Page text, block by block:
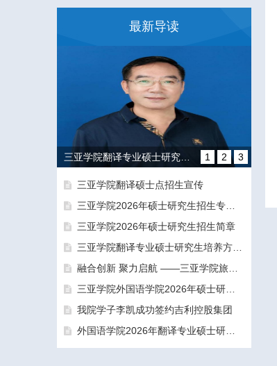
最新导读
1 2 3
三亚学院翻译硕士点招生宣传
三亚学院2026年硕士研究生招生专业目录及参考书目
三亚学院2026年硕士研究生招生简章
三亚学院翻译专业硕士研究生培养方向和导师团队介绍
融合创新 聚力启航 ——三亚学院旅游与大健康学院正式揭牌成立
三亚学院外国语学院2026年硕士研究生拟录取名单公示公告（一志愿）
我院学子李凯成功签约吉利控股集团
外国语学院2026年翻译专业硕士研究生（MTI）一志愿考生面试工作圆满结束